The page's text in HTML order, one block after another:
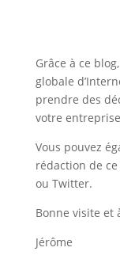
Grâce à ce
globale
prendre des
votre
Vous pouvez
rédaction de
ou Twitter.
Bonne visite et
Jérôme